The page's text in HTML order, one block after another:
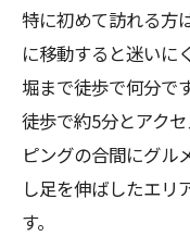
特に初めて訪れる方
に移動すると迷いに
堀まで徒歩で何分で
徒歩で約5分とアク
ピングの合間にグル
し足を伸ばしたエリ
す。